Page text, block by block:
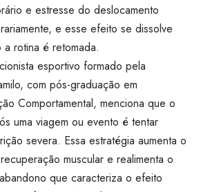
e estresse do deslocamento
e esse efeito se dissolve
rotina é retomada.
esportivo formado pela
com pós-graduação em
Comportamental, menciona que o
uma viagem ou evento é tentar
severa. Essa estratégia aumenta o
muscular e realimenta o
que caracteriza o efeito